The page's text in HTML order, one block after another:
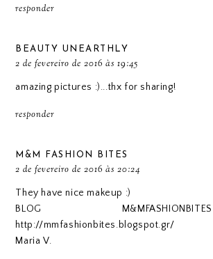
responder
BEAUTY UNEARTHLY
2 de fevereiro de 2016 às 19:45
amazing pictures :)...thx for sharing!
responder
M&M FASHION BITES
2 de fevereiro de 2016 às 20:24
They have nice makeup :)
BLOG
http://mmfashionbites.blogspot.gr/
Maria V.